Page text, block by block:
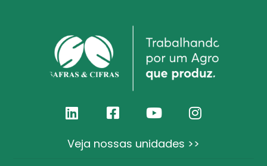
Veja nossas unidades >>